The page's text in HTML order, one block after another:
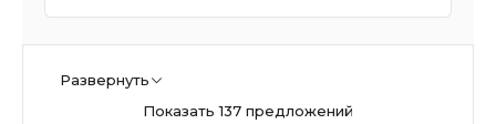
Развернуть
Показать 137 предложений